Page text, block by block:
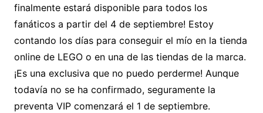
finalmente estará disponible para todos los
fanáticos a partir del 4 de septiembre! Estoy
contando los días para conseguir el mío en la tienda
online de LEGO o en una de las tiendas de la marca.
¡Es una exclusiva que no puedo perderme! Aunque
todavía no se ha confirmado, seguramente la
preventa VIP comenzará el 1 de septiembre.